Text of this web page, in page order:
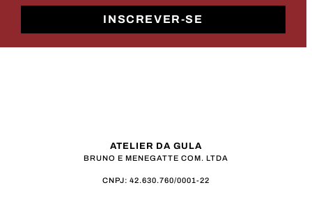
INSCREVER-SE
ATELIER DA GULA
BRUNO E MENEGATTE COM. LTDA
CNPJ: 42.630.760/0001-22